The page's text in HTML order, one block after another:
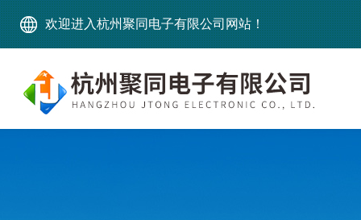
欢迎进入杭州聚同电子有限公司网站！